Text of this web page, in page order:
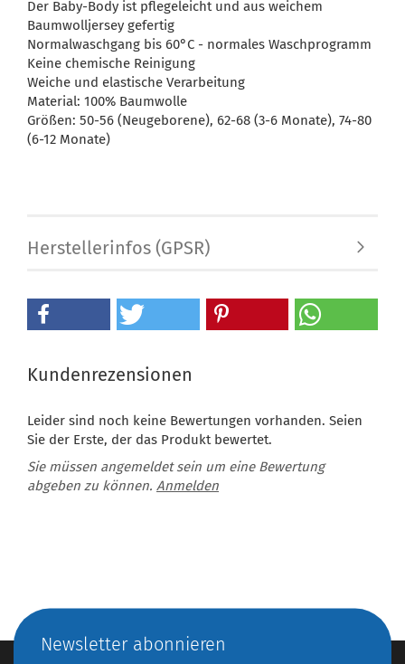
Der Baby-Body ist pflegeleicht und aus weichem
Baumwolljersey gefertig
Normalwaschgang bis 60°C - normales Waschprogramm
Keine chemische Reinigung
Weiche und elastische Verarbeitung
Material: 100% Baumwolle
Größen: 50-56 (Neugeborene), 62-68 (3-6 Monate), 74-80
(6-12 Monate)
Herstellerinfos (GPSR)
Kundenrezensionen
Leider sind noch keine Bewertungen vorhanden. Seien
Sie der Erste, der das Produkt bewertet.
Sie müssen angemeldet sein um eine Bewertung
abgeben zu können. Anmelden
Newsletter abonnieren